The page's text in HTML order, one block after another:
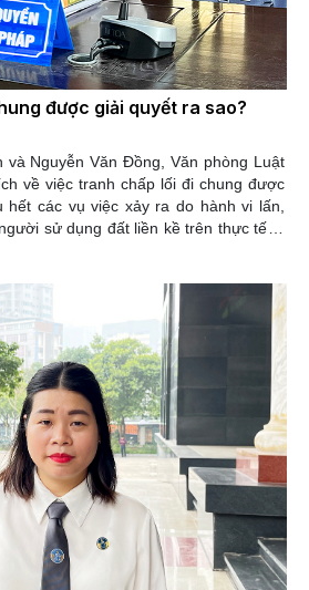
được giải quyết ra sao?
và Nguyễn Văn Đồng, Văn phòng Luật
về việc tranh chấp lối đi chung được
hết các vụ việc xảy ra do hành vi lấn,
sử dụng đất liền kề trên thực tế là
lấn, chiếm giữa những người sử dụng
tranh chấp đất đai (tranh chấp trong
có quyền sử dụng đất). Hòa giải là
bắt buộc đối với tranh chấp đất đai. Đây
buộc, nếu không hòa giải tại Ủy ban
thị trấn nơi có đất thì sẽ không được
quyền hoặc nộp đơn yêu cầu giải
nhân dân cấp có thẩm quyền.